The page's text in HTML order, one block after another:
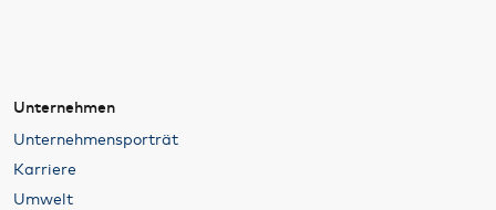
Unternehmen
Unternehmensporträt
Karriere
Umwelt